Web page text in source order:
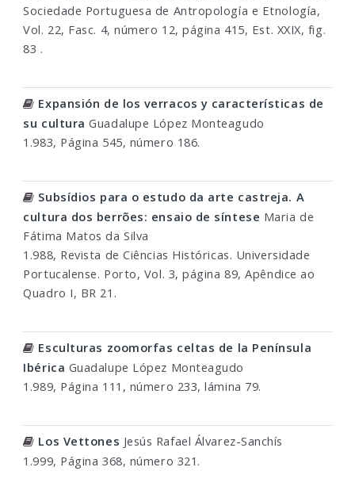
Sociedade Portuguesa de Antropología e Etnología,
Vol. 22, Fasc. 4, número 12, página 415, Est. XXIX, fig.
83 .
Expansión de los verracos y características de
su cultura Guadalupe López Monteagudo
1.983, Página 545, número 186.
Subsídios para o estudo da arte castreja. A
cultura dos berrões: ensaio de síntese Maria de
Fátima Matos da Silva
1.988, Revista de Ciências Históricas. Universidade
Portucalense. Porto, Vol. 3, página 89, Apêndice ao
Quadro I, BR 21.
Esculturas zoomorfas celtas de la Península
Ibérica Guadalupe López Monteagudo
1.989, Página 111, número 233, lámina 79.
Los Vettones Jesús Rafael Álvarez-Sanchís
1.999, Página 368, número 321.